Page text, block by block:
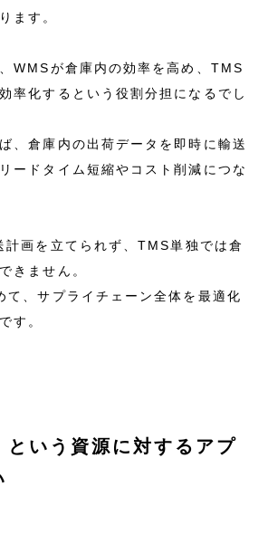
ます。
WMSが倉庫内の効率を高め、TMS
率化するという役割分担になるでし
、倉庫内の出荷データを即時に輸送
ードタイム短縮やコスト削減につな
計画を立てられず、TMS単独では倉
きません。
て、サプライチェーン全体を最適化
す。
いう資源に対するアプ